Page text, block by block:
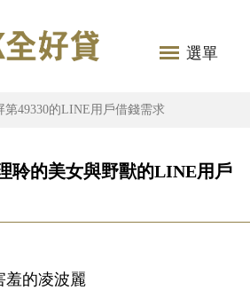
選單
第49330的LINE用戶借錢需求
聆的美女與野獸的LINE用戶
羞的凌波麗